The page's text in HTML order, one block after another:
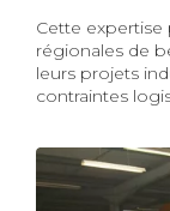
Cette
régionales de
leurs projets
contraintes